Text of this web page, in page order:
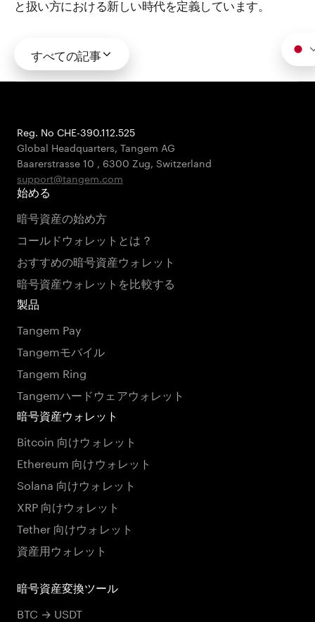
と扱い方における新しい時代を定義しています。
すべての記事
Reg. No CHE-390.112.525
Global Headquarters, Tangem AG
Baarerstrasse 10 , 6300 Zug, Switzerland
support@tangem.com
始める
暗号資産の始め方
コールドウォレットとは？
おすすめの暗号資産ウォレット
暗号資産ウォレットを比較する
製品
Tangem Pay
Tangemモバイル
Tangem Ring
Tangemハードウェアウォレット
暗号資産ウォレット
Bitcoin 向けウォレット
Ethereum 向けウォレット
Solana 向けウォレット
XRP 向けウォレット
Tether 向けウォレット
資産用ウォレット
暗号資産変換ツール
BTC → USDT